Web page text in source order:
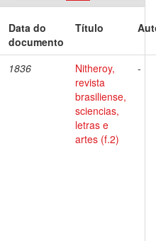
Data do
documento
Título
1836
Nitheroy,
revista
brasiliense,
sciencias,
letras e
artes (f.2)
-